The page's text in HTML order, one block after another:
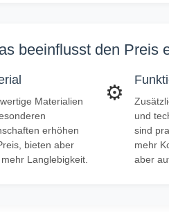
beeinflusst den Preis
Materialien
erhöhen
bieten aber
Langlebigkeit.
⚙️
und
sind
mehr
aber